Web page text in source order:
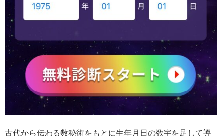
古代から伝わる数秘術をもとに生年月日の数宇を足して導